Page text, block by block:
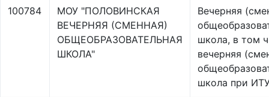
100784
МОУ "ПОЛОВИНСКАЯ
ВЕЧЕРНЯЯ (СМЕННАЯ)
ОБЩЕОБРАЗОВАТЕЛЬНАЯ
ШКОЛА"
Вечерняя
школа, в том
вечерняя
школа при